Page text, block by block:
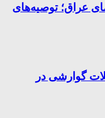
عراق؛ توصیه‌های
گوارشی در